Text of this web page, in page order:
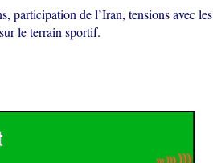
participation de l’Iran, tensions avec les
le terrain sportif.